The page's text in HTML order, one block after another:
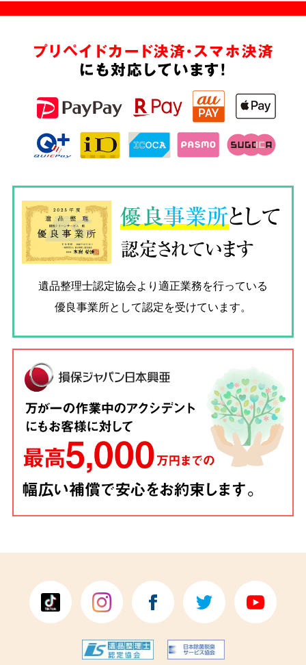
プリペイドカード決済・スマホ決済
にも対応しています!
優良事業所として
認定されています
遺品整理士認定協会より適正業務を行っている
優良事業所として認定を受けています。